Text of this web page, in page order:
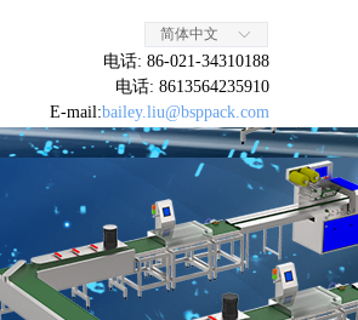
电话: 86-021-34310188
电话: 8613564235910
E-mail:bailey.liu@bsppack.com
ꀅ
简体中文